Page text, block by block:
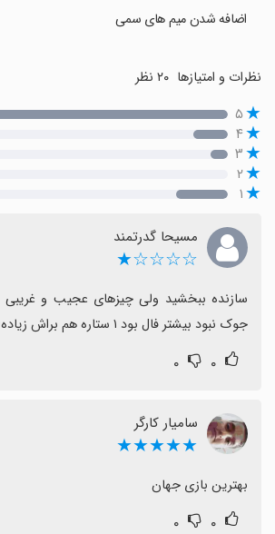
اضافه شدن میم های سمی
نظرات و امتیازها
۵
۴
۳
۲
۱
مسیحا گدرتمند
☆☆☆☆★
جوک نبود بیشتر فال بود ۱ ستاره هم براش زیاده😡👎
۰ ۰
سامیار کارگر
★★★★★
بهترین بازی جهان
۰ ۰